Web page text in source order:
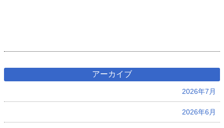
アーカイブ
2026年7月
2026年6月